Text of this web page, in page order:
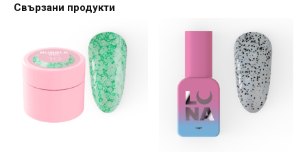
Свързани продукти